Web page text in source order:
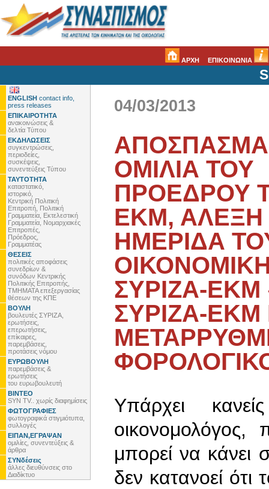
ΑΡΧΗ ΕΠΙΚΟΙΝΩΝΙΑ
ENGLISH contact info,
press releases
ΕΠΙΚΑΙΡΟΤΗΤΑ
ανακοινώσεις &
δελτία Τύπου
ΕΚΔΗΛΩΣΕΙΣ
συγκεντρώσεις,
περιοδείες,
συσκέψεις,
συνεντεύξεις Τύπου
ΤΑΥΤΟΤΗΤΑ
καταστατικό,
ιστορικό,
Κεντρική Πολιτική
Επιτροπή, Πολιτική
Γραμματεία, Εκτελεστική
Γραμματεία, Νομαρχιακές
Επιτροπές,
Πρόεδρος,
Γραμματέας
ΘΕΣΕΙΣ
πολιτικές αποφάσεις
συνεδρίων &
συνόδων Κεντρικής
Πολιτικής Επιτροπής,
ΤΜΗΜΑΤΑ επεξεργασίας
θέσεων της ΚΠΕ
ΒΟΥΛΗ
βουλευτές ΣΥΡΙΖΑ,
ερωτήσεις,
επερωτήσεις,
επίκαιρες,
παρεμβάσεις,
προτάσεις νόμου
ΕΥΡΩΒΟΥΛΗ
παρεμβάσεις &
ερωτήσεις
του ευρωβουλευτή
ΒΙΝΤΕΟ
SYN TV.. χωρίς διαφημίσεις
ΦΩΤΟΓΡΑΦΙΕΣ
φωτογραφικά στιγμιότυπα,
συλλογές
ΕΙΠΑΝ,ΕΓΡΑΨΑΝ
ομιλίες, συνεντεύξεις &
άρθρα
ΣΥΝδέσεις
άλλες διευθύνσεις στο
Διαδίκτυο
04/03/2013
ΟΜΙΛΙΑ ΤΟΥ
ΠΡΟΕΔΡΟΥ
ΕΚΜ, ΑΛΕΞΗ
ΗΜΕΡΙΔΑ
ΣΥΡΙΖΑ-
ΣΥΡΙΖΑ-ΕΚΜ
Υπάρχει
μπορεί να κάνει
δεν κατανοεί ότι